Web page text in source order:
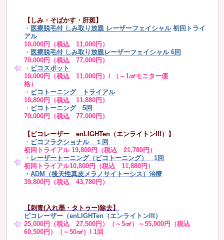
【しみ・そばかす・肝斑】
・ 医療脱毛付 しみ取り放題 レーザーフェイシャル 初回トライ
アル
10,000円（税込 11,000円）
・ 医療脱毛付 しみ取り放題レーザーフェイシャル 6回
70,000円（税込 77,000円）
・ ピコスポット
10,000円（税込 11,000円）/ （～1㎠モニター価
格）
・ ピコトーニング トライアル
10,800円（税込 11,880円）
・ ピコトーニング 5回
70,000円（税込 77,000円）
【ピコレーザー enLIGHTen（エンライトンIII）】
・ ピコフラクショナル １回
初回トライアル 19,800円（税込 21,780円）
・ レーザートーニング（ピコトーニング） 1回
初回トライアル10,800円（税込 11,880円）
・ADM（後天性真皮メラノサイトーシス）治療
39,800円（税込 43,780円）
【刺青(入れ墨・タトゥー)除去】
ピコレーザー（enLIGHTen（エンライトンIII）
25,000円（税込 27,500円）（～5㎠）～55,000円（税込
60,500円）（～50㎠）/ 1回